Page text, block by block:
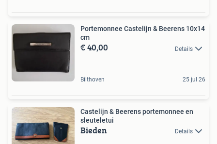
Portemonnee Castelijn & Beerens 10x14
cm
€ 40,00 Details
Bilthoven 25 jul 26
Castelijn & Beerens portemonnee en
sleuteletui
Bieden Details